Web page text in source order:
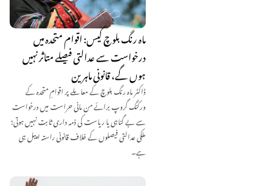
ماہ رنگ بلوچ کیس: اقوام متحدہ میں
درخواست سے عدالتی فیصلے متاثر نہیں
ہوں گے، قانونی ماہرین
ڈاکٹر ماہ رنگ بلوچ کے معاملے پر اقوامِ متحدہ کے
ورکنگ گروپ برائے من مانی حراست میں درخواست
سے بے گناہی یا ریاست کی ذمہ داری ثابت نہیں ہوتی؛
ملکی عدالتی فیصلوں کے خلاف قانونی راستہ اپیل ہی
ہے۔